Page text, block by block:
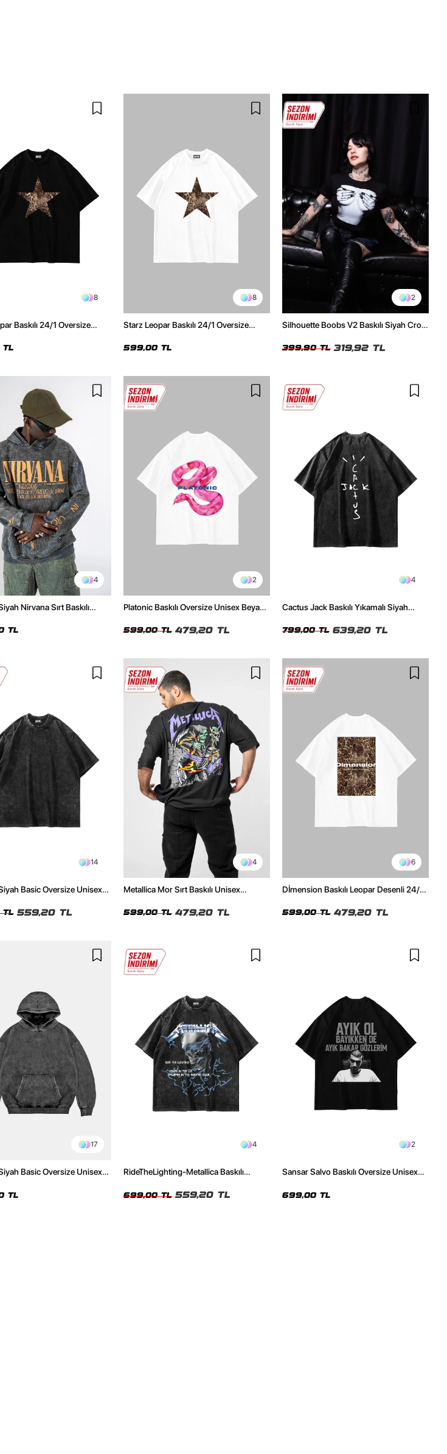
8
Baskılı 24/1 Oversize
8
Starz Leopar Baskılı 24/1 Oversize
599,00 TL
2
Silhouette Boobs V2 Baskılı Siyah Crop
399,90 TL 319,92 TL
4
Nirvana Sırt Baskılı
TL
2
Platonic Baskılı Oversize Unisex Beyaz
599,00 TL 479,20 TL
4
Cactus Jack Baskılı Yıkamalı Siyah
799,00 TL 639,20 TL
14
Basic Oversize Unisex
559,20 TL
4
Metallica Mor Sırt Baskılı Unisex
599,00 TL 479,20 TL
6
Dİmension Baskılı Leopar Desenli 24/1
599,00 TL 479,20 TL
17
Basic Oversize Unisex
TL
4
RideTheLighting-Metallica Baskılı
699,00 TL 559,20 TL
2
Sansar Salvo Baskılı Oversize Unisex
699,00 TL